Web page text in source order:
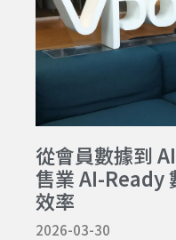
從會員數據到
售業 AI-Ready
效率
2026-03-30